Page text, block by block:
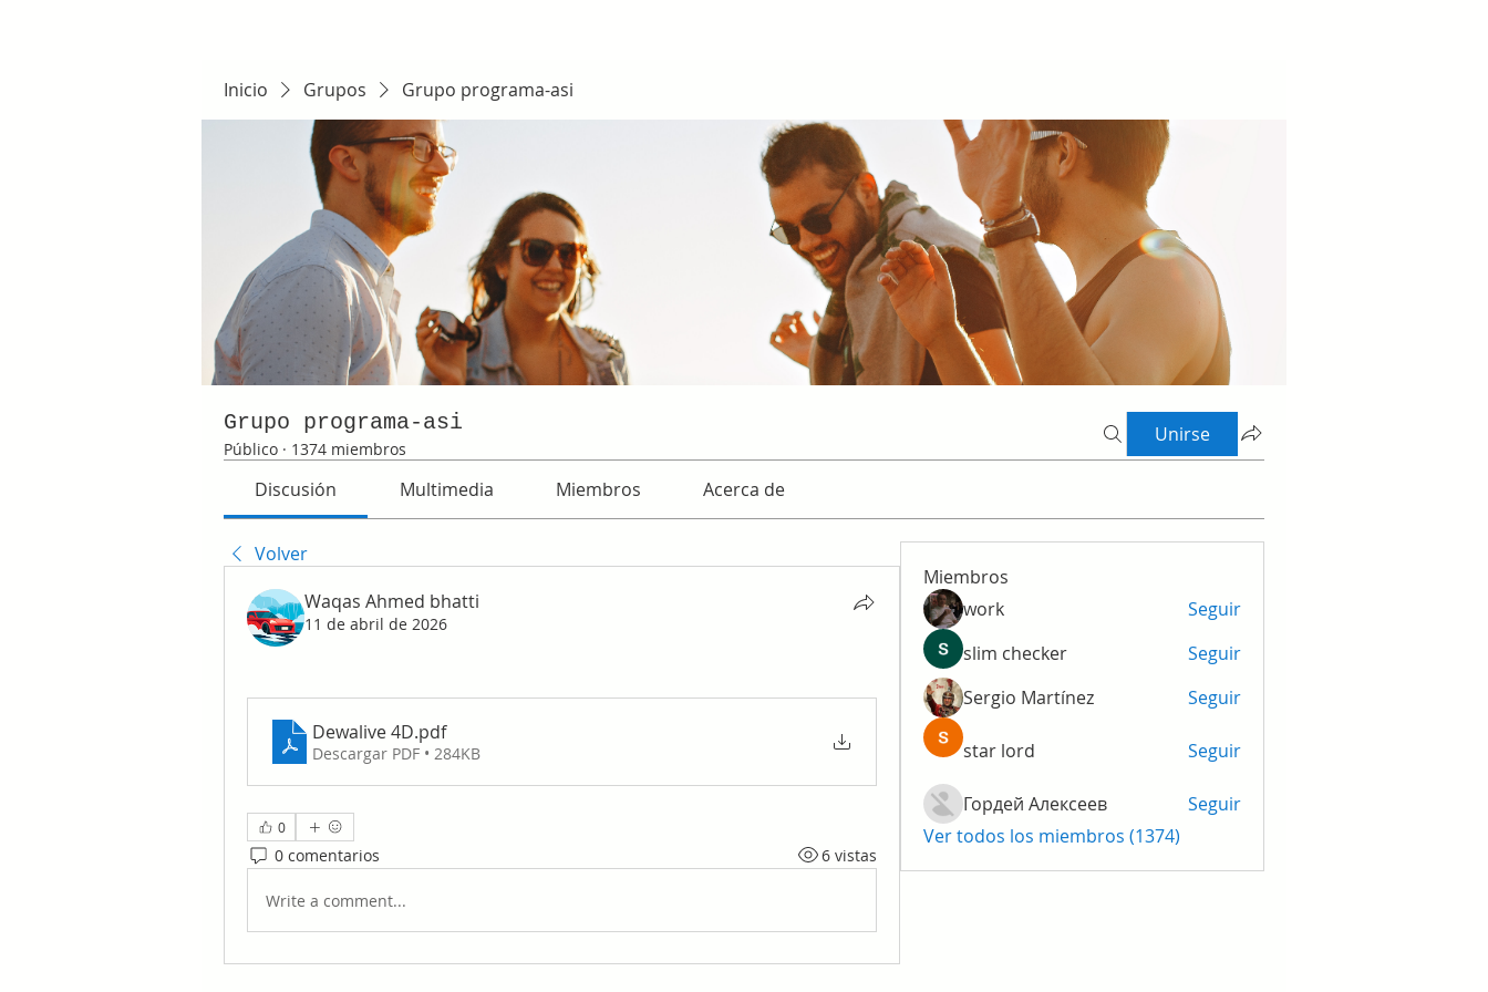
Inicio Grupos Grupo programa-asi
Grupo programa-asi
Público · 1374 miembros
Unirse
Discusión Multimedia Miembros Acerca de
Volver
Waqas Ahmed bhatti
11 de abril de 2026
Dewalive 4D.pdf
Descargar PDF • 284KB
0
0 comentarios 6 vistas
Write a comment...
Miembros
work
Seguir
slim checker
Seguir
Sergio Martínez
Seguir
star lord Seguir
Гордей Алексеев
Seguir
Ver todos los miembros (1374)